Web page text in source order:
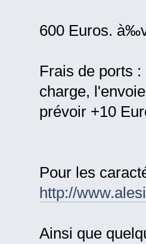
600 Euros.
Frais de ports
charge,
prévoir +10
Pour les
http://
Ainsi que